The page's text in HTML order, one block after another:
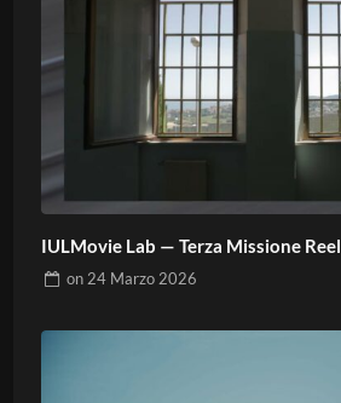
IULMovie Lab — Terza Missione Reel
on 24 Marzo 2026